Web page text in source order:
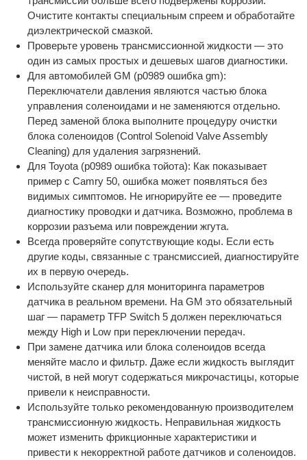
Очистите контакты специальным спреем и обработайте
диэлектрической смазкой.
Проверьте уровень трансмиссионной жидкости — это
один из самых простых и дешевых шагов диагностики.
Для автомобилей GM (p0989 ошибка gm):
Переключатели давления являются частью блока
управления соленоидами и не заменяются отдельно.
Перед заменой блока выполните процедуру очистки
блока соленоидов (Control Solenoid Valve Assembly
Cleaning) для удаления загрязнений.
Для Toyota (p0989 ошибка тойота): Как показывает
пример с Camry 50, ошибка может появляться без
видимых симптомов. Не игнорируйте ее — проведите
диагностику проводки и датчика. Возможно, проблема в
коррозии разъема или повреждении жгута.
Всегда проверяйте сопутствующие коды. Если есть
другие коды, связанные с трансмиссией, диагностируйте
их в первую очередь.
Используйте сканер для мониторинга параметров
датчика в реальном времени. На GM это обязательный
шаг — параметр TFP Switch 5 должен переключаться
между High и Low при переключении передач.
При замене датчика или блока соленоидов всегда
меняйте масло и фильтр. Даже если жидкость выглядит
чистой, в ней могут содержаться микрочастицы, которые
привели к неисправности.
Используйте только рекомендованную производителем
трансмиссионную жидкость. Неправильная жидкость
может изменить фрикционные характеристики и
привести к некорректной работе датчиков и соленоидов.